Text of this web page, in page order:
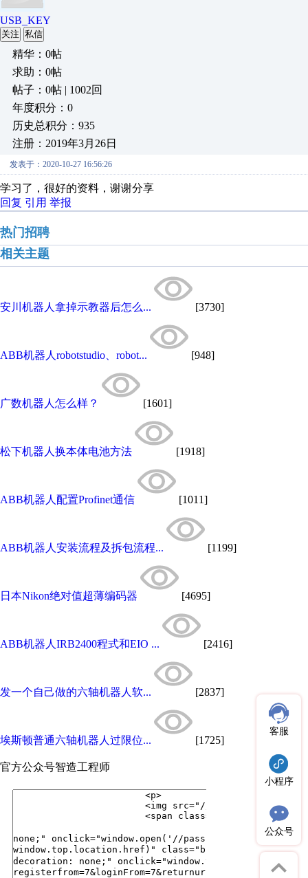
USB_KEY
关注 私信
精华：0帖
求助：0帖
帖子：0帖 | 1002回
年度积分：0
历史总积分：935
注册：2019年3月26日
发表于：2020-10-27 16:56:26
学习了，很好的资料，谢谢分享
回复 引用 举报
热门招聘
相关主题
安川机器人拿掉示教器后怎么... [3730]
ABB机器人robotstudio、robot... [948]
广数机器人怎么样？ [1601]
松下机器人换本体电池方法 [1918]
ABB机器人配置Profinet通信 [1011]
ABB机器人安装流程及拆包流程... [1199]
日本Nikon绝对值超薄编码器 [4695]
ABB机器人IRB2400程式和EIO ... [2416]
发一个自己做的六轴机器人软... [2837]
埃斯顿普通六轴机器人过限位... [1725]
官方公众号智造工程师
客服
小程序
公众号